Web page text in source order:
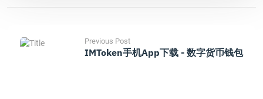
Previous Post
IMToken手机App下载 - 数字货币钱包